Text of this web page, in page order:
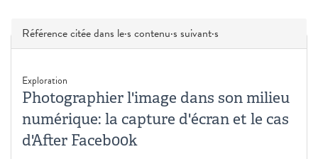
Masquer
Référence citée dans le·s contenu·s suivant·s
Exploration
Photographier l'image dans son milieu
numérique: la capture d'écran et le cas
d'After Faceb00k